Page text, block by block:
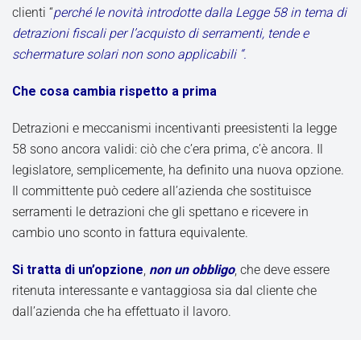
clienti “perché le novità introdotte dalla Legge 58 in tema di
detrazioni fiscali per l’acquisto di serramenti, tende e
schermature solari non sono applicabili “.
Che cosa cambia rispetto a prima
Detrazioni e meccanismi incentivanti preesistenti la legge
58 sono ancora validi: ciò che c’era prima, c’è ancora. Il
legislatore, semplicemente, ha definito una nuova opzione.
Il committente può cedere all’azienda che sostituisce
serramenti le detrazioni che gli spettano e ricevere in
cambio uno sconto in fattura equivalente.
Si tratta di un’opzione non un obbligo, che deve essere
ritenuta interessante e vantaggiosa sia dal cliente che
dall’azienda che ha effettuato il lavoro.